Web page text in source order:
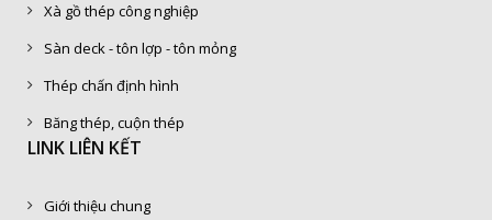
Xà gồ thép công nghiệp
Sàn deck - tôn lợp - tôn mỏng
Thép chấn định hình
Băng thép, cuộn thép
LINK LIÊN KẾT
Giới thiệu chung